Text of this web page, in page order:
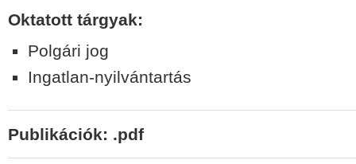
Oktatott tárgyak:
Polgári jog
Ingatlan-nyilvántartás
Publikációk: .pdf